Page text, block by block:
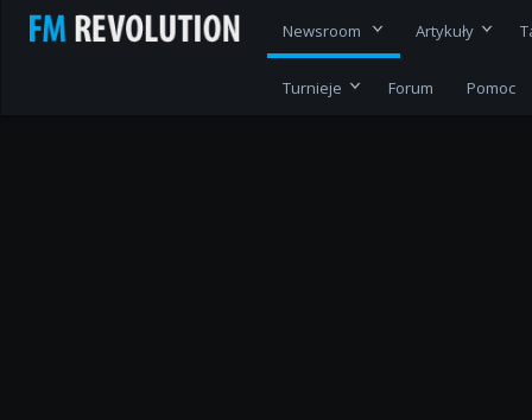
Newsroom Artykuły
Turnieje Forum Pomoc